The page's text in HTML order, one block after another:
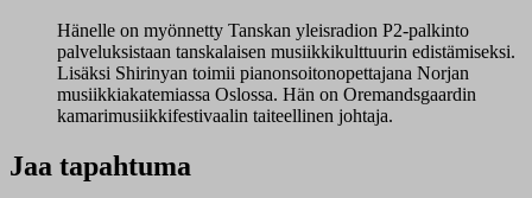
Hänelle on myönnetty Tanskan yleisradion P2-palkinto
palveluksistaan tanskalaisen musiikkikulttuurin edistämiseksi.
Lisäksi Shirinyan toimii pianonsoitonopettajana Norjan
musiikkiakatemiassa Oslossa. Hän on Oremandsgaardin
kamarimusiikkifestivaalin taiteellinen johtaja.
Jaa tapahtuma